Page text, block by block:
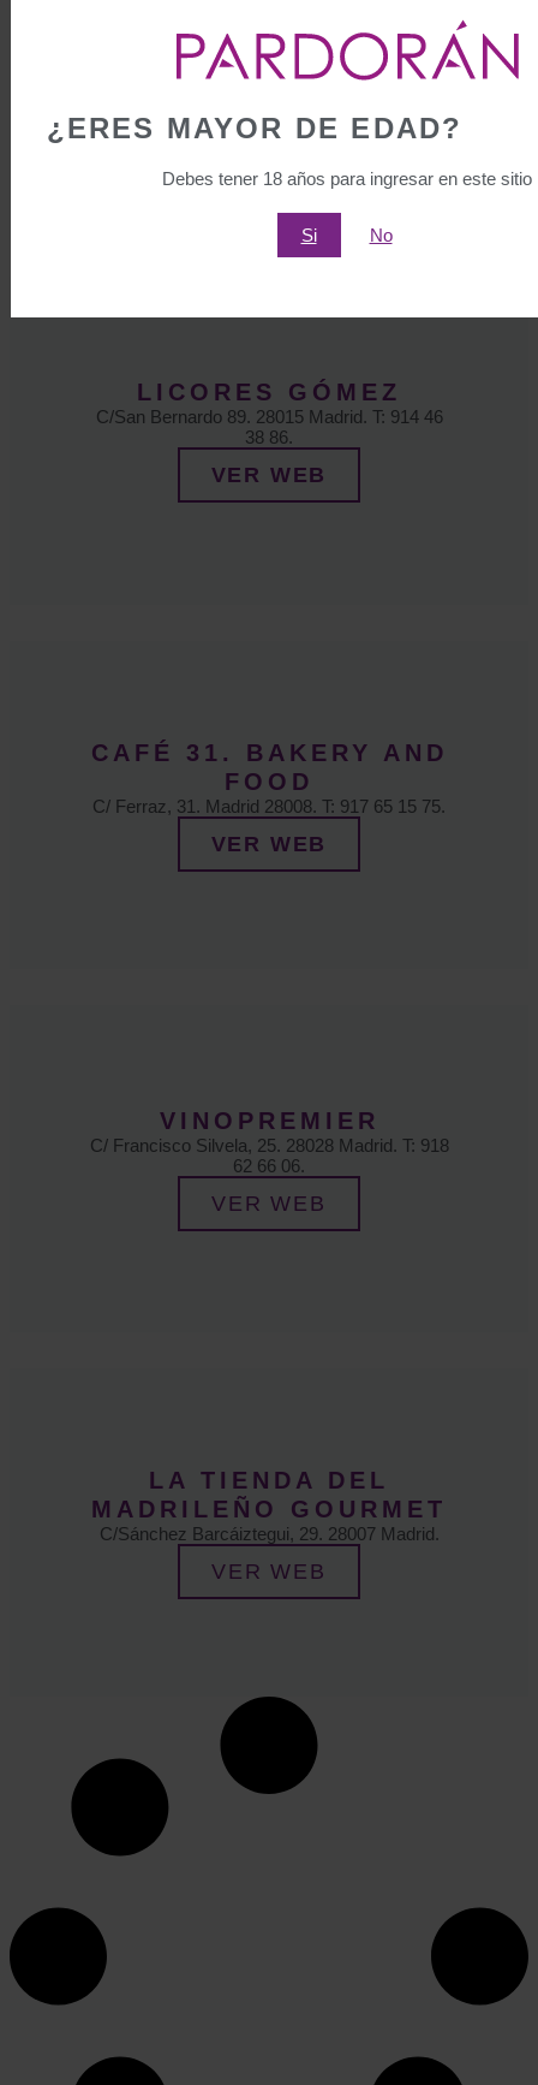
¿ERES MAYOR DE EDAD?
Debes tener 18 años para ingresar en este sitio
Si No
LA DESPENSA
C/Loeches, 1-3. 28008 Madrid. T:915 47 00
05.
LICORES GÓMEZ
C/San Bernardo 89. 28015 Madrid. T: 914 46
38 86.
VER WEB
CAFÉ 31. BAKERY AND
FOOD
C/ Ferraz, 31. Madrid 28008. T: 917 65 15 75.
VER WEB
VINOPREMIER
C/ Francisco Silvela, 25. 28028 Madrid. T: 918
62 66 06.
VER WEB
LA TIENDA DEL
MADRILEÑO GOURMET
C/Sánchez Barcáiztegui, 29. 28007 Madrid.
VER WEB